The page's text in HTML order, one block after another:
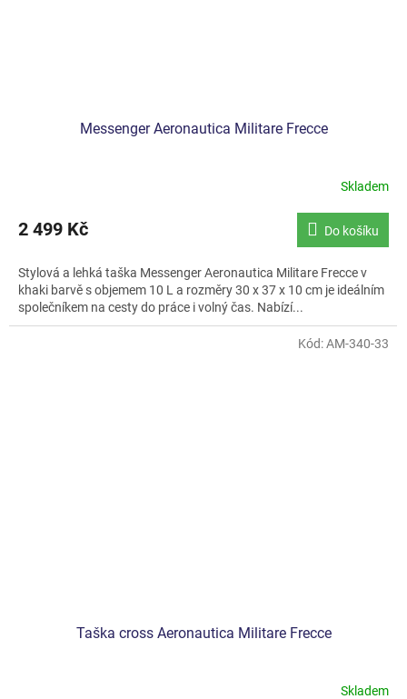
Messenger Aeronautica Militare Frecce
produktu
je
z
5
hvězdiček.
Skladem
2 499 Kč Do košíku
Stylová a lehká taška Messenger Aeronautica Militare Frecce v
khaki barvě s objemem 10 L a rozměry 30 x 37 x 10 cm je ideálním
společníkem na cesty do práce i volný čas. Nabízí...
Taška cross Aeronautica Militare Frecce
Skladem
Kód:AM-340-33